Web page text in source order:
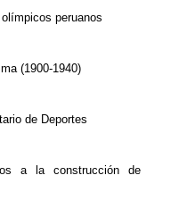
peruanos
(1900-1940)
de Deportes
a la construcción de